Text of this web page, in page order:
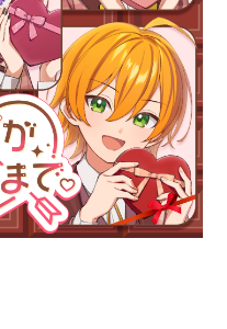
合計再生数
199.44 億